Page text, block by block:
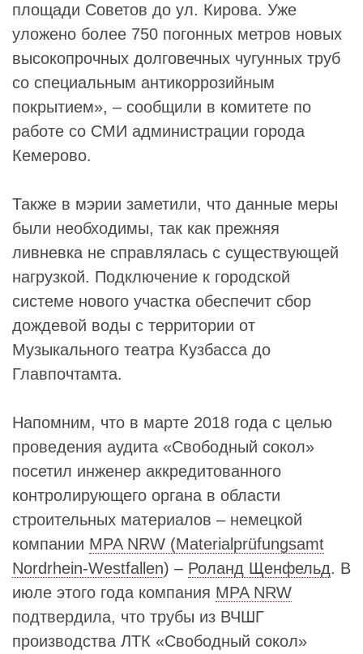
площади Советов до ул. Кирова. Уже
уложено более 750 погонных метров новых
высокопрочных долговечных чугунных труб
со специальным антикоррозийным
покрытием», – сообщили в комитете по
работе со СМИ администрации города
Кемерово.
Также в мэрии заметили, что данные меры
были необходимы, так как прежняя
ливневка не справлялась с существующей
нагрузкой. Подключение к городской
системе нового участка обеспечит сбор
дождевой воды с территории от
Музыкального театра Кузбасса до
Главпочтамта.
Напомним, что в марте 2018 года с целью
проведения аудита «Свободный сокол»
посетил инженер аккредитованного
контролирующего органа в области
строительных материалов – немецкой
компании MPA NRW (Materialprüfungsamt
Nordrhein-Westfallen) – Роланд Щенфельд. В
июле этого года компания MPA NRW
подтвердила, что трубы из ВЧШГ
производства ЛТК «Свободный сокол»